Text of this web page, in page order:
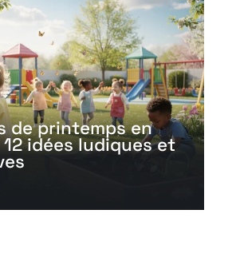
de printemps en
idées ludiques et